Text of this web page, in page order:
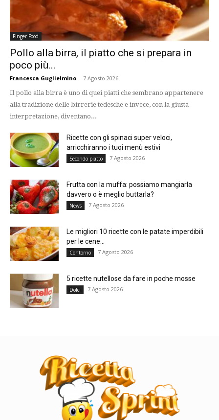
Finger Food
Pollo alla birra, il piatto che si prepara in
poco più...
Francesca Guglielmino - 7 Agosto 2026
Il pollo alla birra è uno di quei piatti che sembrano appartenere
alla tradizione delle birrerie tedesche e invece, con la giusta
interpretazione, diventano...
Ricette con gli spinaci super veloci,
arricchiranno i tuoi menù estivi
Secondo piatto 7 Agosto 2026
Frutta con la muffa: possiamo mangiarla
davvero o è meglio buttarla?
News 7 Agosto 2026
Le migliori 10 ricette con le patate imperdibili
per le cene...
Contorno 7 Agosto 2026
5 ricette nutellose da fare in poche mosse
Dolci 7 Agosto 2026